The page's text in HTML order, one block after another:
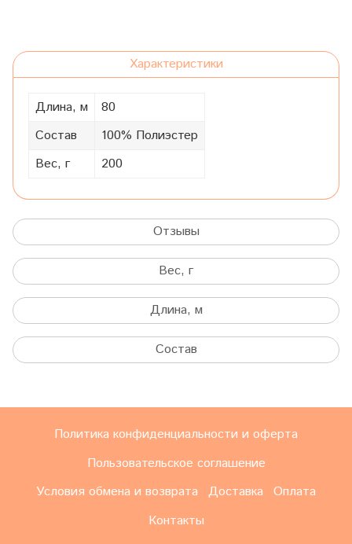
Характеристики
Длина, м
80
Состав
100% Полиэстер
Вес, г
200
Отзывы
Вес, г
Длина, м
Состав
Политика конфиденциальности и оферта
Пользовательское соглашение
Условия обмена и возврата
Доставка
Оплата
Контакты